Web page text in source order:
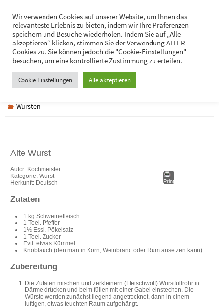
Inhalt
springen
Hans-Jürgen Lukaschik
Persönliches
Alte Wurst
Wursten
Alte Wurst
Print
Autor: Kochmeister
Kategorie: Wurst
Herkunft: Deutsch
Zutaten
1 kg Schweinefleisch
1 Teel. Pfeffer
1½ Essl. Pökelsalz
1 Teel. Zucker
Evtl. etwas Kümmel
Knoblauch (den man in Korn, Weinbrand oder Rum ansetzen kann)
Zubereitung
Die Zutaten mischen und zerkleinern (Fleischwolf) Wurstfüllrohr in
Därme drücken und beim füllen mit einer Gabel einstechen. Die
Würste werden zunächst liegend angetrocknet, dann in einem
luftigen, etwas feuchten Raum aufgehängt.
Wir verwenden Cookies auf unserer Website, um Ihnen das
relevanteste Erlebnis zu bieten, indem wir Ihre Präferenzen
speichern und Besuche wiederholen. Indem Sie auf „Alle
akzeptieren“ klicken, stimmen Sie der Verwendung ALLER
Cookies zu. Sie können jedoch die "Cookie-Einstellungen"
besuchen, um eine kontrollierte Zustimmung zu erteilen.
Cookie Einstellungen Alle akzeptieren